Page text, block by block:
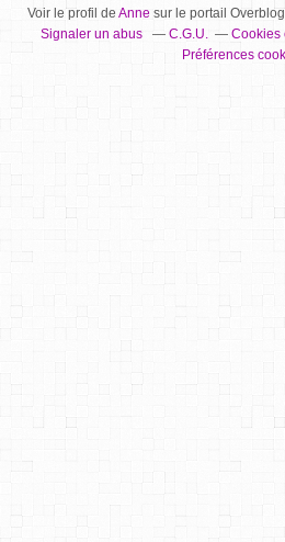
Voir le profil de Annesur le portail Overblog
Signaler un abus
C.G.U.
Cookies
Préférences